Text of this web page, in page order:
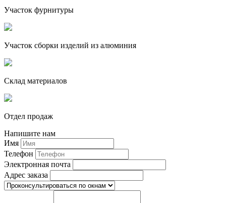
Участок фурнитуры
Участок сборки изделий из алюминия
Склад материалов
Отдел продаж
Напишите нам
Имя
Телефон
Электронная почта
Адрес заказа